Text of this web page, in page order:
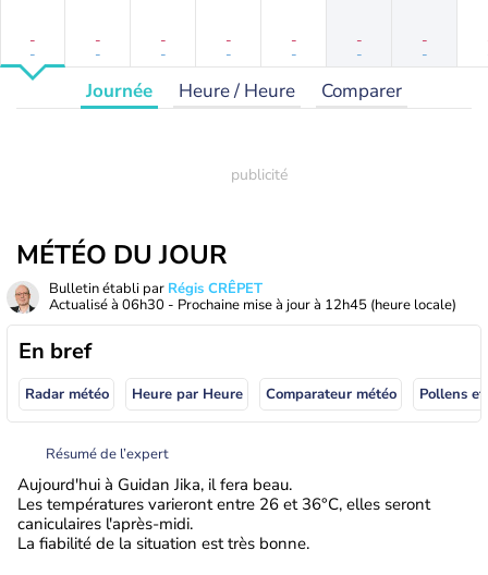
-
-
-
-
-
-
-
-
-
-
-
-
-
-
Journée Heure / Heure Comparer
MÉTÉO DU JOUR
Bulletin établi par Régis CRÊPET
Actualisé à 06h30 - Prochaine mise à jour à 12h45 (heure locale)
En bref
Radar météo Heure par Heure Comparateur météo Pollens
Résumé de l’expert
Aujourd'hui à Guidan Jika, il fera beau.
Les températures varieront entre 26 et 36°C, elles seront
caniculaires l'après-midi.
La fiabilité de la situation est très bonne.